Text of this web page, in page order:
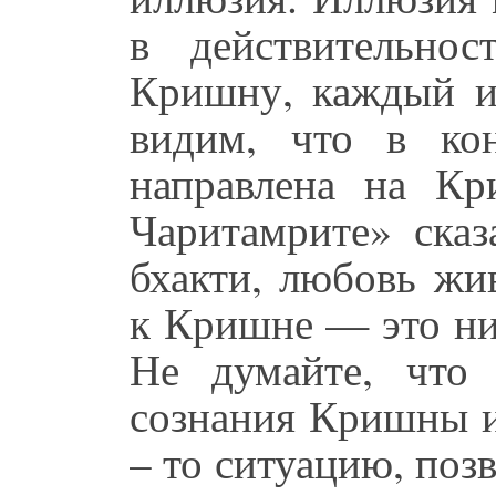
в
Кришну, каждый
видим, что в
направлена на
Чаритамрите»
бхакти, любовь
к Кришне — это
Не думайте, что
сознания Кришны
– то ситуацию,